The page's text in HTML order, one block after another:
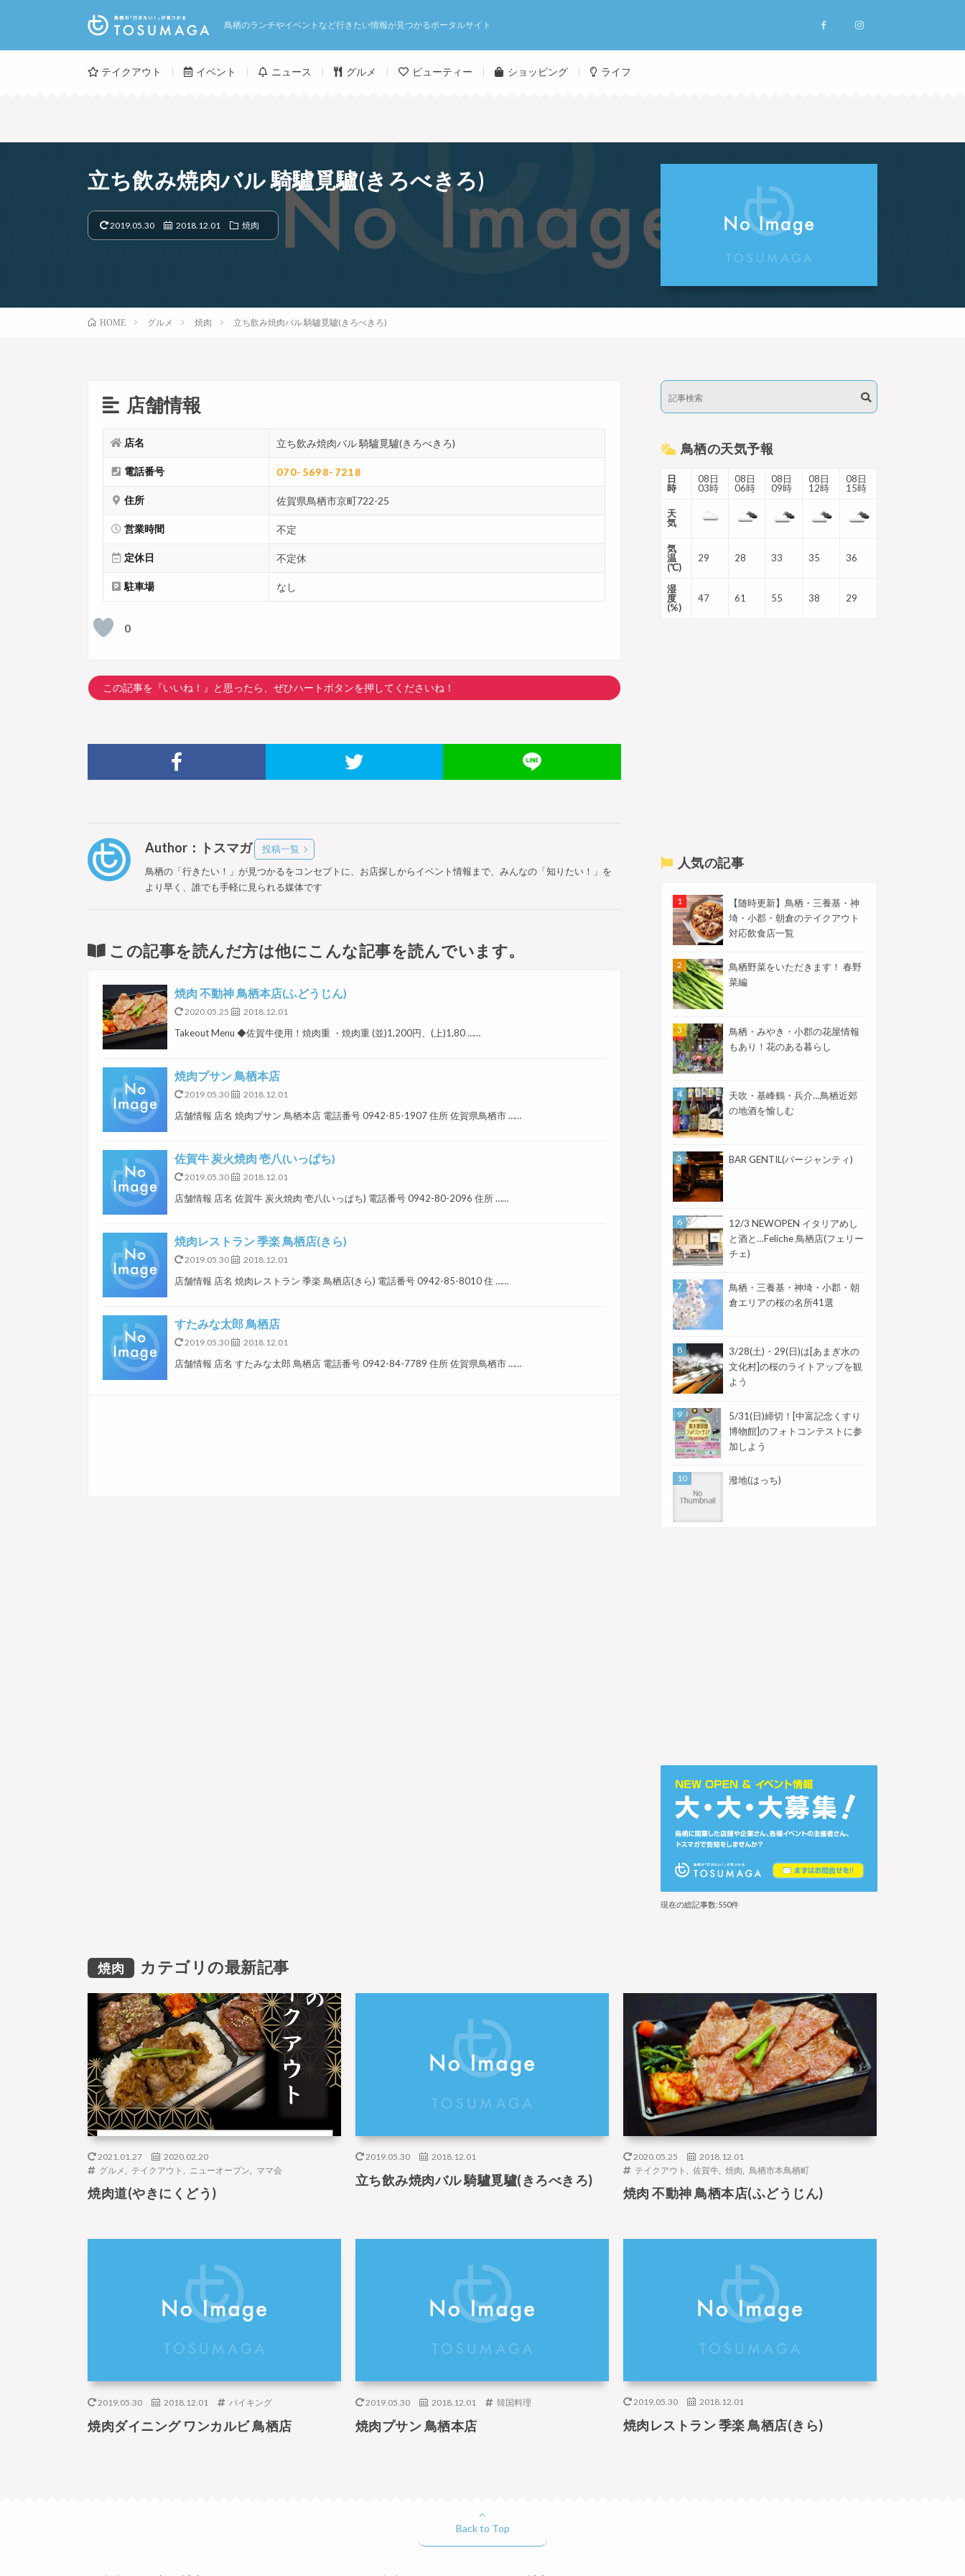
鳥栖のランチやイベントなど行きたい情報が見つかるポータルサイト
テイクアウト イベント ニュース グルメ ビューティー ショッピング ライフ
立ち飲み焼肉バル 騎驢覓驢(きろべきろ)
2019.05.30 2018.12.01 焼肉
HOME グルメ 焼肉 立ち飲み焼肉バル 騎驢覓驢(きろべきろ)
店舗情報
店名 立ち飲み焼肉バル 騎驢覓驢(きろべきろ)
電話番号 070-5698-7218
住所 佐賀県鳥栖市京町722-25
営業時間 不定
定休日 不定休
駐車場 なし
0
この記事を『いいね！』と思ったら、ぜひハートボタンを押してくださいね！
Author：トスマガ
投稿一覧
鳥栖の「行きたい！」が見つかるをコンセプトに、お店探しからイベント情報まで、みんなの「知りたい！」を
より早く、誰でも手軽に見られる媒体です
この記事を読んだ方は他にこんな記事を読んでいます。
焼肉 不動神 鳥栖本店(ふどうじん)
2020.05.25 2018.12.01
Takeout Menu ◆佐賀牛使用！焼肉重 ・焼肉重 (並)1,200円、(上)1,80 ……
焼肉プサン 鳥栖本店
2019.05.30 2018.12.01
店舗情報 店名 焼肉プサン 鳥栖本店 電話番号 0942-85-1907 住所 佐賀県鳥栖市 ……
佐賀牛 炭火焼肉 壱八(いっぱち)
2019.05.30 2018.12.01
店舗情報 店名 佐賀牛 炭火焼肉 壱八(いっぱち) 電話番号 0942-80-2096 住所 ……
焼肉レストラン 季楽 鳥栖店(きら)
2019.05.30 2018.12.01
店舗情報 店名 焼肉レストラン 季楽 鳥栖店(きら) 電話番号 0942-85-8010 住 ……
すたみな太郎 鳥栖店
2019.05.30 2018.12.01
店舗情報 店名 すたみな太郎 鳥栖店 電話番号 0942-84-7789 住所 佐賀県鳥栖市 ……
鳥栖の天気予報
日
時
08日
03時
08日
06時
08日
09時
08日
12時
08日
15時
天
気
気
温
(℃)
29 28 33 35 36
湿
度
(%)
47 61 55 38 29
人気の記事
【随時更新】鳥栖・三養基・神
埼・小郡・朝倉のテイクアウト
対応飲食店一覧
鳥栖野菜をいただきます！ 春野
菜編
鳥栖・みやき・小郡の花屋情報
もあり！花のある暮らし
天吹・基峰鶴・兵介…鳥栖近郊
の地酒を愉しむ
BAR GENTIL(バージャンティ)
12/3 NEWOPEN イタリアめし
と酒と…Feliche 鳥栖店(フェリー
チェ)
鳥栖・三養基・神埼・小郡・朝
倉エリアの桜の名所41選
3/28(土)・29(日)は[あまぎ水の
文化村]の桜のライトアップを観
よう
5/31(日)締切！[中富記念くすり
博物館]のフォトコンテストに参
加しよう
潑地(はっち)
現在の総記事数:550件
焼肉 カテゴリの最新記事
2021.01.27 2020.02.20
グルメ テイクアウト ニューオープン ママ会
焼肉道(やきにくどう)
2019.05.30 2018.12.01
立ち飲み焼肉バル 騎驢覓驢(きろべきろ)
2020.05.25 2018.12.01
テイクアウト 佐賀牛, 焼肉 鳥栖市本鳥栖町
焼肉 不動神 鳥栖本店(ふどうじん)
2019.05.30 2018.12.01 バイキング
焼肉ダイニング ワンカルビ 鳥栖店
2019.05.30 2018.12.01 韓国料理
焼肉プサン 鳥栖本店
2019.05.30 2018.12.01
焼肉レストラン 季楽 鳥栖店(きら)
Back to Top